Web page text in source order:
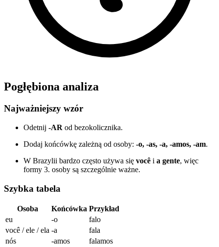
Pogłębiona analiza
Najważniejszy wzór
Odetnij -AR od bezokolicznika.
Dodaj końcówkę zależną od osoby: -o, -as, -a, -amos, -am.
W Brazylii bardzo często używa się você i a gente, więc
formy 3. osoby są szczególnie ważne.
Szybka tabela
Osoba Końcówka Przykład
eu
-o
falo
você / ele / ela -a
fala
nós
-amos
falamos